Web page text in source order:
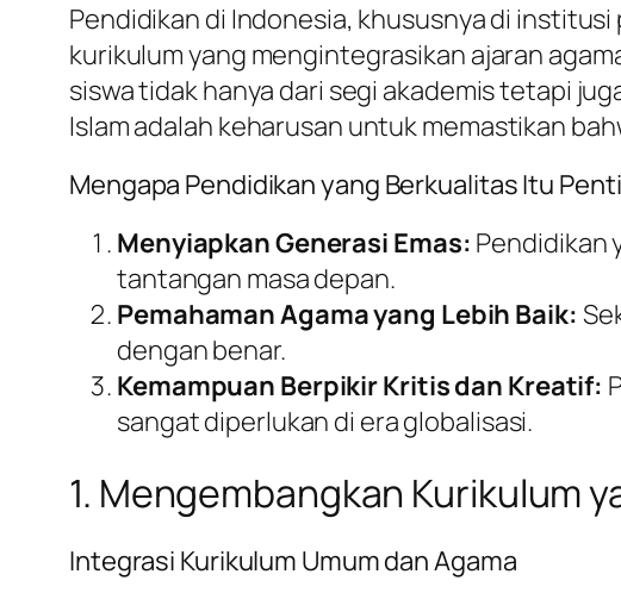
Pendidikan di Indonesia, khususnya di
kurikulum yang mengintegrasikan ajaran
siswa tidak hanya dari segi akademis tetapi
Islam adalah keharusan untuk memastikan
Mengapa Pendidikan yang Berkualitas Itu
Menyiapkan Generasi Emas: Pendidikan
tantangan masa depan.
Pemahaman Agama yang Lebih Baik:
dengan benar.
Kemampuan Berpikir Kritis dan Kreatif:
sangat diperlukan di era globalisasi.
1. Mengembangkan Kurikulum
Integrasi Kurikulum Umum dan Agama